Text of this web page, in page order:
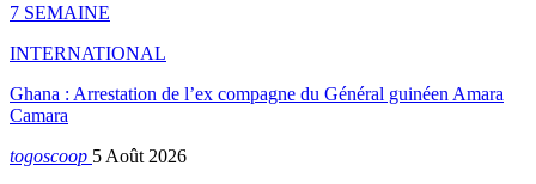
7 SEMAINE
INTERNATIONAL
Ghana : Arrestation de l’ex compagne du Général guinéen Amara
Camara
togoscoop 5 Août 2026